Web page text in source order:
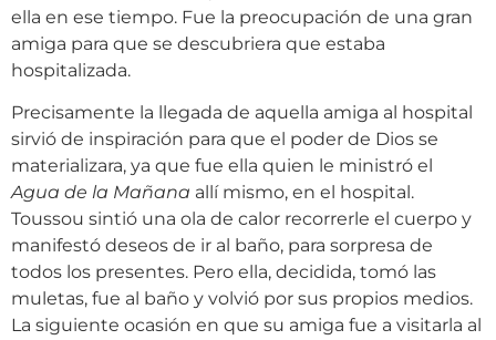
ella en ese tiempo. Fue la preocupación de una gran
amiga para que se descubriera que estaba
hospitalizada.
Precisamente la llegada de aquella amiga al hospital
sirvió de inspiración para que el poder de Dios se
materializara, ya que fue ella quien le ministró el
Agua de la Mañana allí mismo, en el hospital.
Toussou sintió una ola de calor recorrerle el cuerpo y
manifestó deseos de ir al baño, para sorpresa de
todos los presentes. Pero ella, decidida, tomó las
muletas, fue al baño y volvió por sus propios medios.
La siguiente ocasión en que su amiga fue a visitarla al